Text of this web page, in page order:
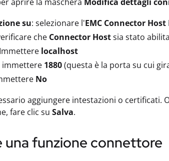
aprire la maschera Modifica dettagli
su: selezionare l'EMC Connector Host
che Connector Hostsia stato
Immettere localhost
immettere 1880(questa è la porta su cui
No
aggiungere intestazioni o certificati.
fare clic su Salva.
una funzione connettore